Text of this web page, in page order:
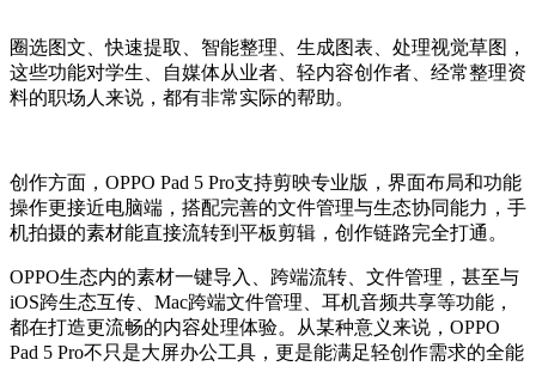
圈选图文、快速提取、智能整理、生成图表、处理视觉草图，
这些功能对学生、自媒体从业者、轻内容创作者、经常整理资
料的职场人来说，都有非常实际的帮助。
创 作方面，OPPO Pad 5 Pro支持剪映专业版，界面布局和功能
操作更接近电脑端，搭配完善的文件管理与生态协同能力，手
机拍摄的素材能直接流转到平板剪辑，创作链路完全打通。
OPPO生态内的素材一键导入、跨端流转、文件管理，甚至与
iOS跨生态互传、Mac跨端文件管理、耳机音频共享等功能，
都在打造更流畅的内容处理体验。从某种意义来说，OPPO
Pad 5 Pro不只是大屏办公工具，更是能满足轻创作需求的全能